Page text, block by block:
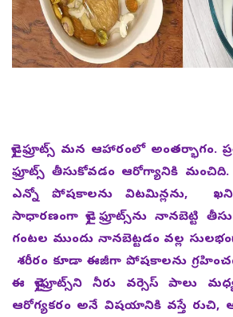
డ్రై ఫ్రూట్స్ మన ఆహారంలో అంతర్భాగం.
ఫ్రూట్స్ తీసుకోవడం ఆరోగ్యానికి మంచిది.
ఎన్నో పోషకాలను విటమిన్లను,
సాధారణంగా డ్రై ఫ్రూట్స్‌ను నానబెట్టి
గంటల ముందు నానబెట్టడం వల్ల
శరీరం కూడా ఈజీగా పోషకాలను
ఈ డ్రైఫ్రూట్స్‌ని నీరు వర్సెస్‌ పాలు
ఆరోగ్యకరం అనే విషయానికి వస్తే రుచి,